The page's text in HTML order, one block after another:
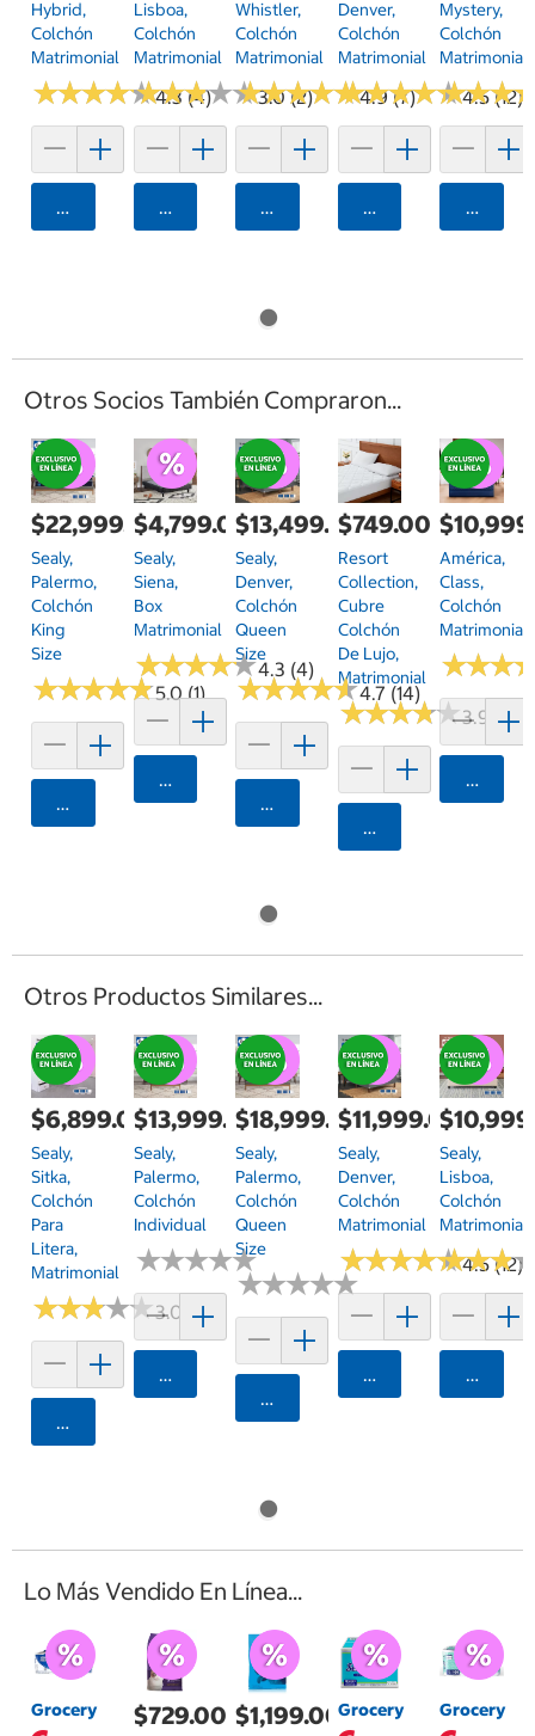
Hybrid,
Colchón
Matrimonial
★★★★★
★★★★★4.3 (4)
Agregar
Lisboa,
Colchón
Matrimonial
★★★★★
★★★★★3.0 (2)
Agregar
Whistler,
Colchón
Matrimonial
★★★★★
★★★★★4.9 (7)
Agregar
Denver,
Colchón
Matrimonial
★★★★★
★★★★★4.5 (12)
Agregar
Mystery,
Colchón
Matrimonial
★★★
★★★
Otros Socios También Compraron...
$22,999.00
Sealy,
Palermo,
Colchón
King
Size
★★★★★
★★★★★5.0 (1)
Agregar
$4,799.00
Sealy,
Siena,
Box
Matrimonial
★★★★★
★★★★★4.3 (4)
Agregar
$13,499.00
Sealy,
Denver,
Colchón
Queen
Size
★★★★★
★★★★★4.7 (14)
Agregar
$749.00
Resort
Collection,
Cubre
Colchón
De Lujo,
Matrimonial
★★★★★
★★★★★3.9 (7)
Agregar
América,
Class,
Colchón
Matrimonial
★★★
★★★
Otros Productos Similares...
$6,899.00
Sealy,
Sitka,
Colchón
Para
Litera,
Matrimonial
★★★★★
★★★★★3.0 (2)
Agregar
$13,999.00
Sealy,
Palermo,
Colchón
Individual
★★★★★
★★★★★
Agregar
$18,999.00
Sealy,
Palermo,
Colchón
Queen
Size
★★★★★
★★★★★
Agregar
$11,999.00
Sealy,
Denver,
Colchón
Matrimonial
★★★★★
★★★★★4.5 (12)
Agregar
Sealy,
Lisboa,
Colchón
Matrimonial
★★★
★★★
Lo Más Vendido En Línea...
Grocery $729.00 $1,199.00Grocery Grocery